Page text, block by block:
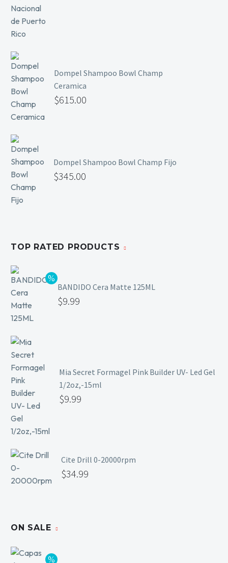
Acrílicos y Colecciones
Esmaltes y Gel Remover
Top, Base, Builder y Polygel
Lámparas de Secado
Nail Tips, Gel Tips y Pegas
Primer y Antifungal
Mesas y Maletas
Máquinas de Pedicura
Removedor de Callos
Lo Nuevo
Dompel Shampoo Bowl Champ
Ceramica
$615.00
Dompel Shampoo Bowl Champ Fijo
$345.00
TOP RATED PRODUCTS
BANDIDO Cera Matte 125ML
$9.99
Mia Secret Formagel Pink Builder UV- Led Gel
1/2oz,-15ml
$9.99
Cite Drill 0-20000rpm
$34.99
ON SALE